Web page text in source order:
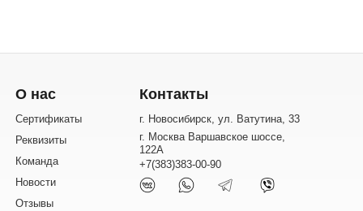
О нас
Сертификаты
Реквизиты
Команда
Новости
Отзывы
Контакты
г. Новосибирск, ул. Ватутина, 33
г. Москва Варшавское шоссе,
122А
+7(383)383-00-90